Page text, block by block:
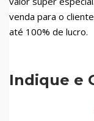
venda para o
até 100% de lucro.
Indique e